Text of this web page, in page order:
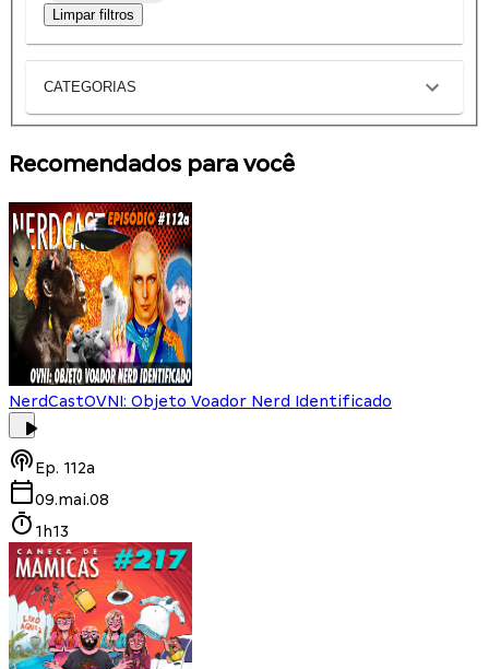
Limpar filtros
CATEGORIAS
Recomendados para você
NerdCastOVNI: Objeto Voador Nerd Identificado
Ep. 112a
09.mai.08
1h13